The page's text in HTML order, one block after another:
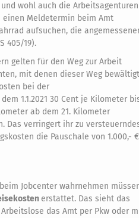
wohl auch die Arbeitsagenturen
einen Meldetermin beim Amt
aufsuchen, die
405/19).
gelten für den Weg zur Arbeit
mit denen dieser Weg bewältigt
bei der
1.1.2021 30 Cent je Kilometer
ab dem 21. Kilometer
Das verringert ihr zu
die Pauschale von 1.000,- €
Jobcenter wahrnehmen
erstattet. Das sieht das
das Amt per Pkw oder